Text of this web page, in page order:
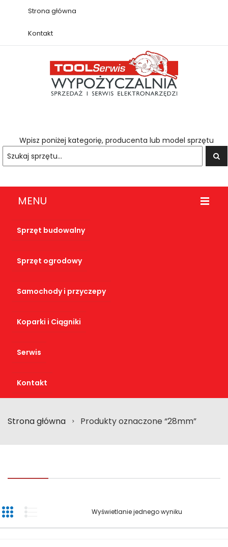
Strona główna
Kontakt
Wpisz poniżej kategorię, producenta lub model sprzętu
MENU
Sprzęt budowalny
Sprzęt ogrodowy
Samochody i przyczepy
Koparki i Ciągniki
Serwis
Kontakt
Strona główna > Produkty oznaczone “28mm”
Wyświetlanie jednego wyniku